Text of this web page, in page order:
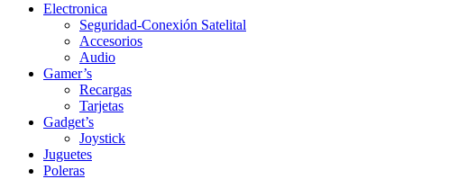
Electronica
Seguridad-Conexión Satelital
Accesorios
Audio
Gamer’s
Recargas
Tarjetas
Gadget’s
Joystick
Juguetes
Poleras